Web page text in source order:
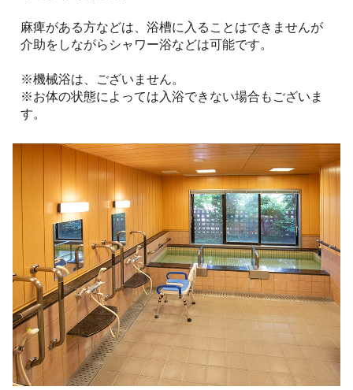
麻痺がある方などは、浴槽に入ることはできませんが
介助をしながらシャワー浴などは可能です。
※機械浴は、ございません。
※お体の状態によっては入浴できない場合もございま
す。